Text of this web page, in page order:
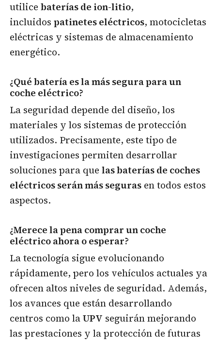
utilice baterías de ion-litio,
incluidos patinetes eléctricos, motocicletas
eléctricas y sistemas de almacenamiento
energético.
¿Qué batería es la más segura para un
coche eléctrico?
La seguridad depende del diseño, los
materiales y los sistemas de protección
utilizados. Precisamente, este tipo de
investigaciones permiten desarrollar
soluciones para que las baterías de coches
eléctricos serán más seguras en todos estos
aspectos.
¿Merece la pena comprar un coche
eléctrico ahora o esperar?
La tecnología sigue evolucionando
rápidamente, pero los vehículos actuales ya
ofrecen altos niveles de seguridad. Además,
los avances que están desarrollando
centros como laUPV seguirán mejorando
las prestaciones y la protección de futuras